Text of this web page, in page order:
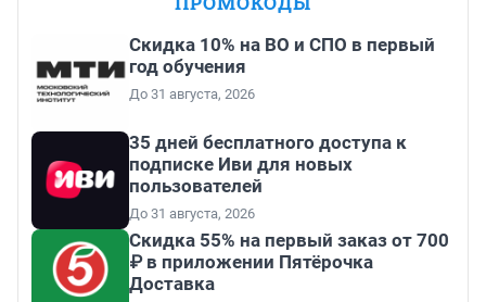
Скидка 10% на ВО и СПО в первый
год обучения
До 31 августа, 2026
35 дней бесплатного доступа к
подписке Иви для новых
пользователей
До 31 августа, 2026
Скидка 55% на первый заказ от 700
₽ в приложении Пятёрочка
Доставка